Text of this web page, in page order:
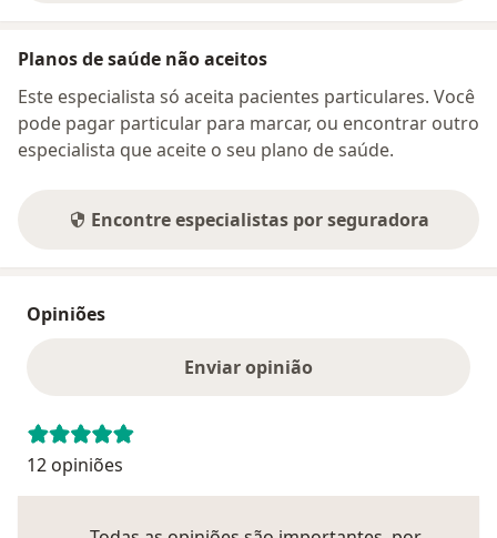
Planos de saúde não aceitos
Este especialista só aceita pacientes particulares. Você
pode pagar particular para marcar, ou encontrar outro
especialista que aceite o seu plano de saúde.
Encontre especialistas por seguradora
Opiniões
Enviar opinião
12 opiniões